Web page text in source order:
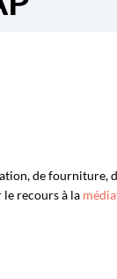
de fourniture,
recours à la